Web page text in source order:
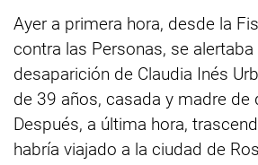
Ayer a primera hora, desde la
contra las Personas, se
desaparición de Claudia Inés
de 39 años, casada y madre de
Después, a última hora,
habría viajado a la ciudad de